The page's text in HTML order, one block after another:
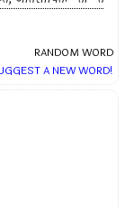
RANDOM WORD
A NEW WORD!